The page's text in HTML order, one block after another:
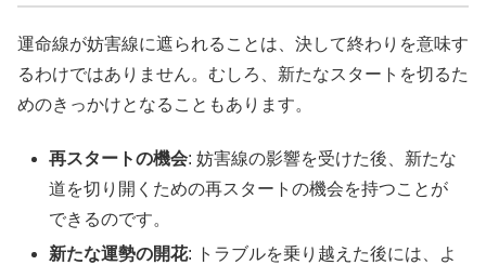
運命線が妨害線に遮られることは、決して終わりを意味す
るわけではありません。むしろ、新たなスタートを切るた
めのきっかけとなることもあります。
再スタートの機会: 妨害線の影響を受けた後、新たな
道を切り開くための再スタートの機会を持つことが
できるのです。
新たな運勢の開花: トラブルを乗り越えた後には、よ